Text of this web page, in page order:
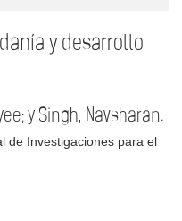
y desarrollo
y Singh, Navsharan.
de Investigaciones para el